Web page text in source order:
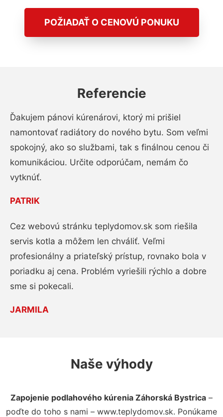
POŽIADAŤ O CENOVÚ PONUKU
Referencie
Ďakujem pánovi kúrenárovi, ktorý mi prišiel
namontovať radiátory do nového bytu. Som veľmi
spokojný, ako so službami, tak s finálnou cenou či
komunikáciou. Určite odporúčam, nemám čo
vytknúť.
PATRIK
Cez webovú stránku teplydomov.sk som riešila
servis kotla a môžem len chváliť. Veľmi
profesionálny a priateľský prístup, rovnako bola v
poriadku aj cena. Problém vyriešili rýchlo a dobre
sme si pokecali.
JARMILA
Naše výhody
Zapojenie podlahového kúrenia Záhorská Bystrica –
poďte do toho s nami – www.teplydomov.sk. Ponúkame